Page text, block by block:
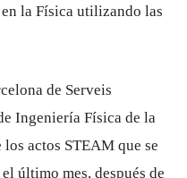
la Física utilizando las
de Serveis
Ingeniería Física de la
actos STEAM que se
último mes, después de